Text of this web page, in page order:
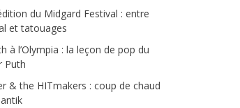
du Midgard Festival : entre
et tatouages
à l’Olympia : la leçon de pop du
Puth
& the HITmakers : coup de chaud